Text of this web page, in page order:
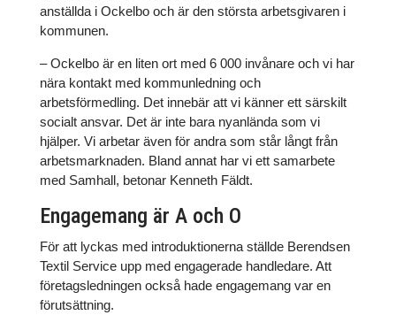
anställda i Ockelbo och är den största arbetsgivaren i
kommunen.
– Ockelbo är en liten ort med 6 000 invånare och vi har
nära kontakt med kommunledning och
arbetsförmedling. Det innebär att vi känner ett särskilt
socialt ansvar. Det är inte bara nyanlända som vi
hjälper. Vi arbetar även för andra som står långt från
arbetsmarknaden. Bland annat har vi ett samarbete
med Samhall, betonar Kenneth Fäldt.
Engagemang är A och O
För att lyckas med introduktionerna ställde Berendsen
Textil Service upp med engagerade handledare. Att
företagsledningen också hade engagemang var en
förutsättning.